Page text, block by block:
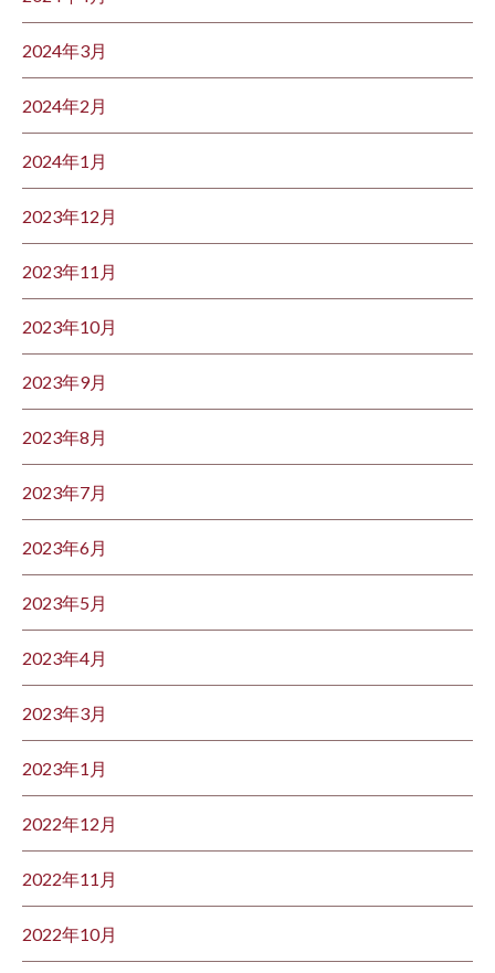
2024年3月
2024年2月
2024年1月
2023年12月
2023年11月
2023年10月
2023年9月
2023年8月
2023年7月
2023年6月
2023年5月
2023年4月
2023年3月
2023年1月
2022年12月
2022年11月
2022年10月